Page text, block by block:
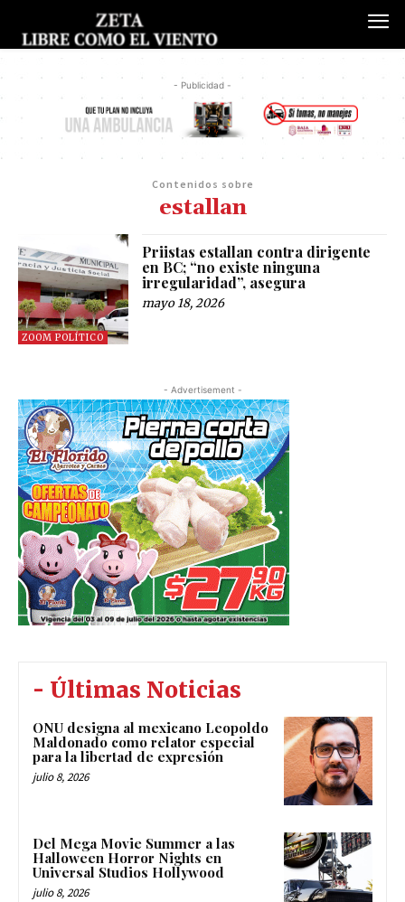
- Publicidad -
Contenidos sobre
estallan
ZOOM POLÍTICO
Priistas estallan contra dirigente
en BC; “no existe ninguna
irregularidad”, asegura
mayo 18, 2026
- Advertisement -
- Últimas Noticias
ONU designa al mexicano Leopoldo
Maldonado como relator especial
para la libertad de expresión
julio 8, 2026
Del Mega Movie Summer a las
Halloween Horror Nights en
Universal Studios Hollywood
julio 8, 2026